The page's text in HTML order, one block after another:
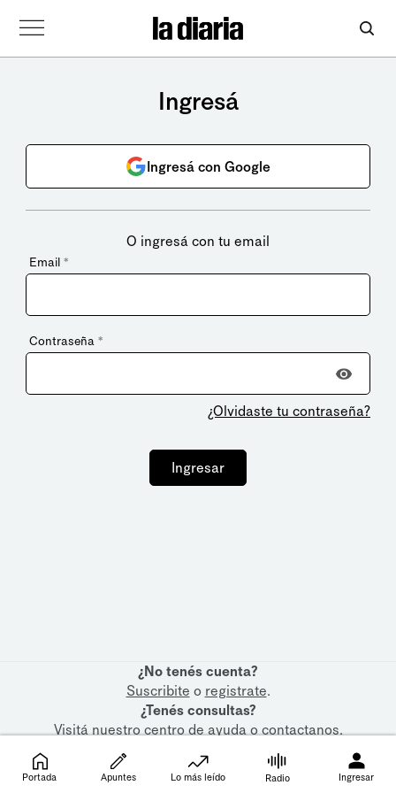
Ingresá
Ingresá con Google
O ingresá con tu email
Email *
Contraseña *
¿Olvidaste tu contraseña?
Ingresar
¿No tenés cuenta?
Suscribite o registrate.
¿Tenés consultas?
Visitá nuestrocentro de ayudaocontactanos.
Portada Apuntes Lo más leído Radio Ingresar